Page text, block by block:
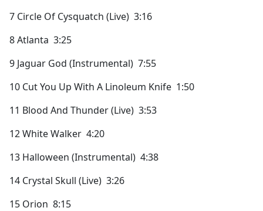
7 Circle Of Cysquatch (Live) 3:16
8 Atlanta 3:25
9 Jaguar God (Instrumental) 7:55
10 Cut You Up With A Linoleum Knife 1:50
11 Blood And Thunder (Live) 3:53
12 White Walker 4:20
13 Halloween (Instrumental) 4:38
14 Crystal Skull (Live) 3:26
15 Orion 8:15